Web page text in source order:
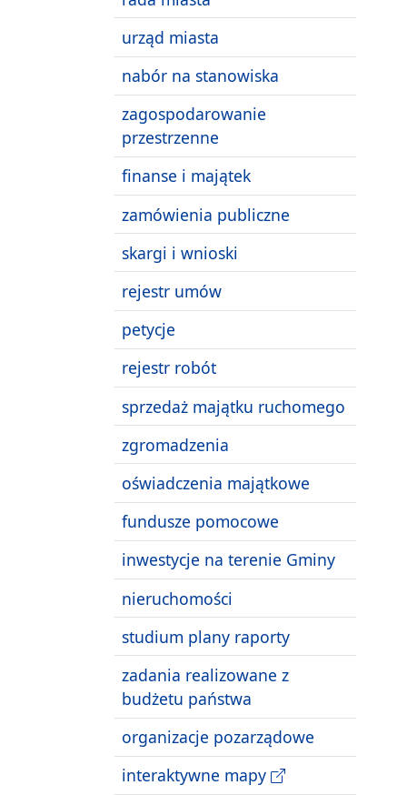
urząd miasta
nabór na stanowiska
zagospodarowanie
przestrzenne
finanse i majątek
zamówienia publiczne
skargi i wnioski
rejestr umów
petycje
rejestr robót
sprzedaż majątku ruchomego
zgromadzenia
oświadczenia majątkowe
fundusze pomocowe
inwestycje na terenie Gminy
nieruchomości
studium plany raporty
zadania realizowane z
budżetu państwa
organizacje pozarządowe
interaktywne mapy